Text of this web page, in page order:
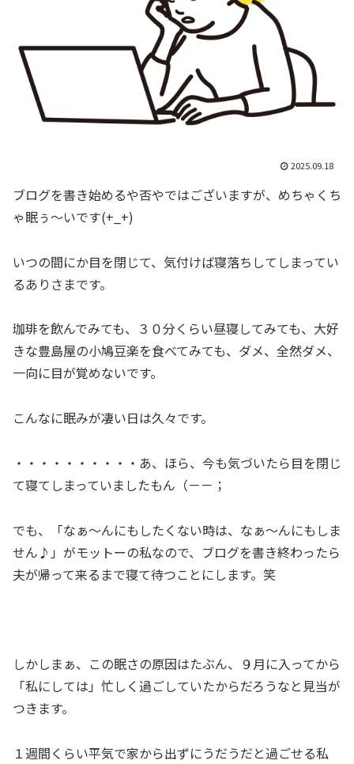
2025.09.18
ブログを書き始めるや否やではございますが、めちゃくち
ゃ眠ぅ～いです(+_+)
いつの間にか目を閉じて、気付けば寝落ちしてしまってい
るありさまです。
珈琲を飲んでみても、３０分くらい昼寝してみても、大好
きな豊島屋の小鳩豆楽を食べてみても、ダメ、全然ダメ、
一向に目が覚めないです。
こんなに眠みが凄い日は久々です。
・・・・・・・・・・あ、ほら、今も気づいたら目を閉じ
て寝てしまっていましたもん（－－；
でも、「なぁ〜んにもしたくない時は、なぁ〜んにもしま
せん♪」がモットーの私なので、ブログを書き終わったら
夫が帰って来るまで寝て待つことにします。笑
しかしまぁ、この眠さの原因はたぶん、９月に入ってから
「私にしては」忙しく過ごしていたからだろうなと見当が
つきます。
１週間くらい平気で家から出ずにうだうだと過ごせる私